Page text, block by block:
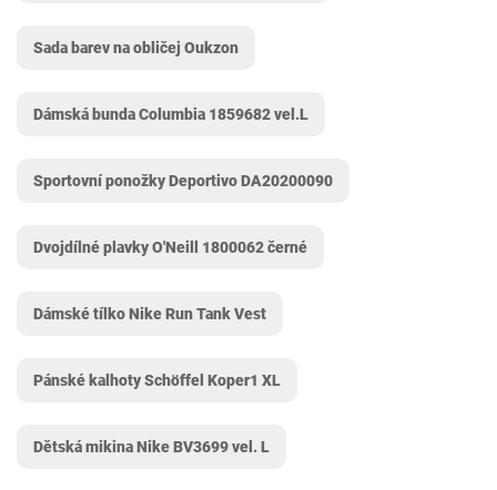
Sada barev na obličej Oukzon
Dámská bunda Columbia 1859682 vel.L
Sportovní ponožky Deportivo ‎DA20200090
Dvojdílné plavky O'Neill 1800062 černé
Dámské tílko Nike Run Tank Vest
Pánské kalhoty Schöffel Koper1 XL
Dětská mikina Nike BV3699 vel. L